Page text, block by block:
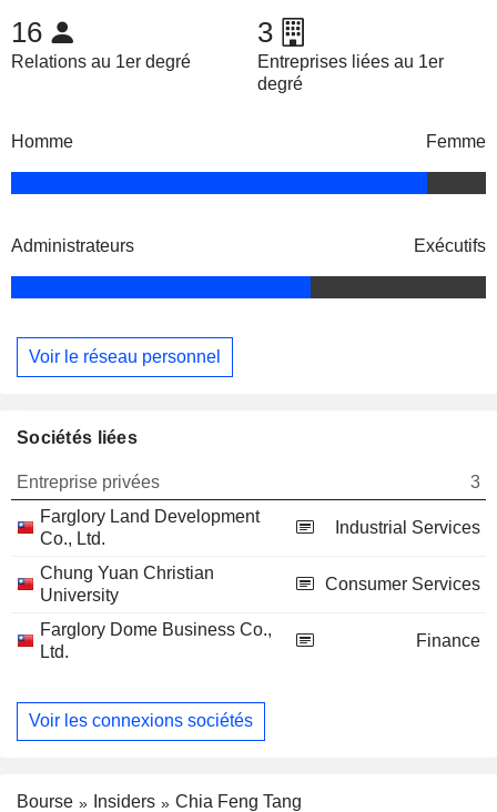
16
Relations au 1er degré
3
Entreprises liées au 1er
degré
Homme Femme
Administrateurs Exécutifs
Voir le réseau personnel
Sociétés liées
Entreprise privées
3
Farglory Land Development
Co., Ltd.
Industrial Services
Chung Yuan Christian
University
Consumer Services
Farglory Dome Business Co.,
Ltd.
Finance
Voir les connexions sociétés
Bourse Insiders Chia Feng Tang